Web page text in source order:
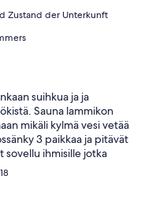
Zustand der Unterkunft
suihkua ja ja
Sauna lammikon
mikäli kylmä vesi vetää
3 paikkaa ja pitävät
sovellu ihmisille jotka
kohteesta mutta
ja sisä wc takia.